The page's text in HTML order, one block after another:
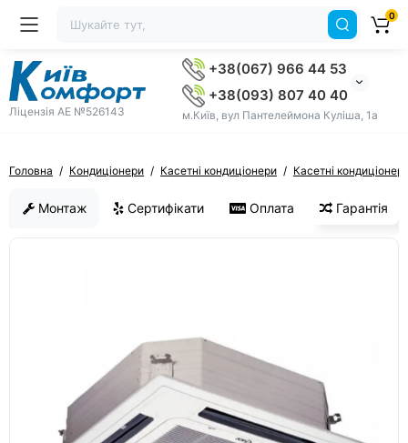
Ліцензія AE №526143
+38(067) 966 44 53
+38(093) 807 40 40
м.Київ, вул Пантелеймона Куліша, 1а
0
Головна Кондиціонери Касетні кондиціонери Касетні
Монтаж Сертифікати Оплата Гарантія